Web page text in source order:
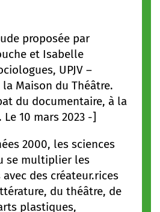
proposée par
et Isabelle
UPJV –
la Maison du Théâtre.
du documentaire, à la
Le 10 mars 2023 -]
2000, les sciences
se multiplier les
des créateur.rices
du théâtre, de
plastiques,